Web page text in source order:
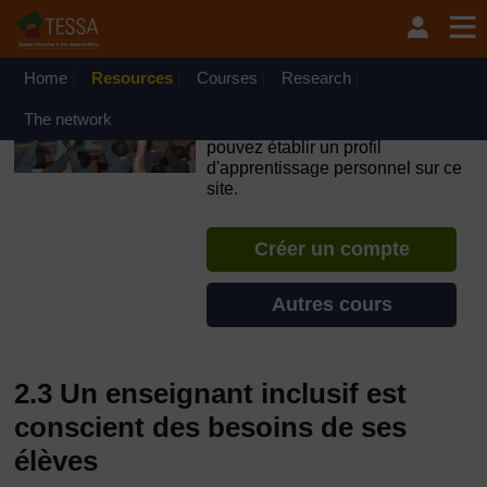
Passer au contenu principal
OpenLearn Create will be unavailable on Wednesday 12
August 2026 from 8am to 10.30am (GMT) due to routine
Home Resources Courses Research
The network
pouvez établir un profil
d'apprentissage personnel sur ce
site.
Créer un compte
Autres cours
2.3 Un enseignant inclusif est
conscient des besoins de ses
élèves